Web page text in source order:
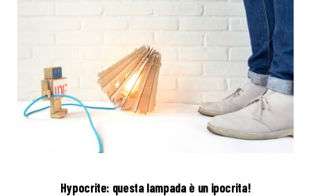
Hypocrite: questa lampada è un ipocrita!